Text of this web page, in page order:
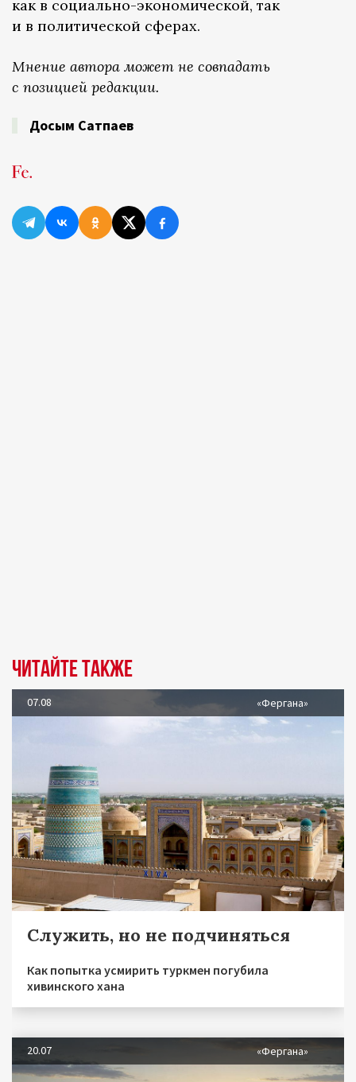
как в социально-экономической, так
и в политической сферах.
Мнение автора может не совпадать
с позицией редакции.
Досым Сатпаев
Читайте также
07.08 «Фергана»
Служить, но не подчиняться
Как попытка усмирить туркмен погубила
хивинского хана
20.07 «Фергана»